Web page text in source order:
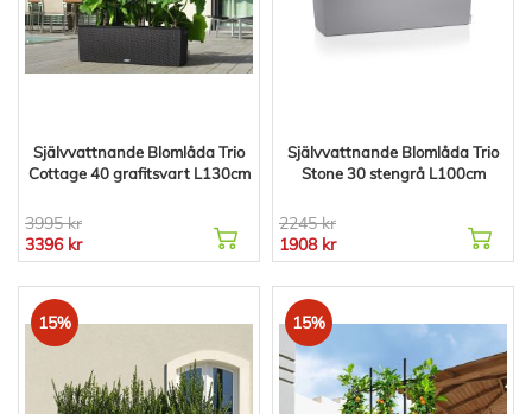
Självvattnande Blomlåda Trio
Cottage 40 grafitsvart L130cm
3995 kr
3396 kr
Självvattnande Blomlåda Trio
Stone 30 stengrå L100cm
2245 kr
1908 kr
15% 15%